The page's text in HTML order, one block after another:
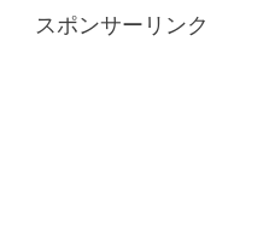
スポンサーリンク